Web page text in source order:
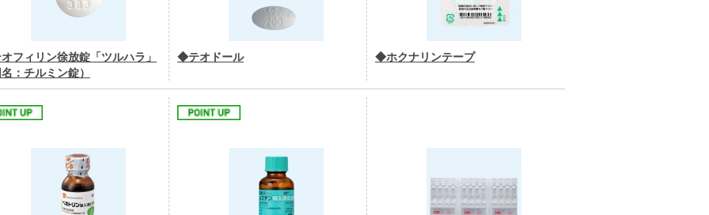
フィリン徐放錠「ツルハラ」
：チルミン錠）
◆テオドール ◆ホクナリンテープ